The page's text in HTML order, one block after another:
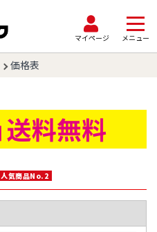
マイページ メニュー
価格表
人気商品No.2